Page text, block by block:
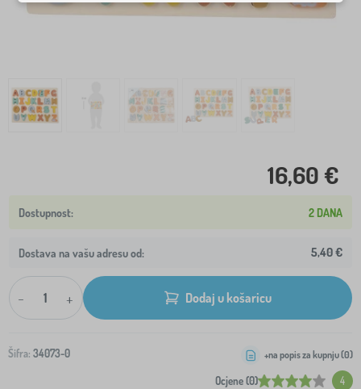
16,60 €
2 DANA
Dostava na vašu adresu od: 5,40 €
- + Dodaj u košaricu
Šifra: 34073-0
Ocjene (0) 4
+na popis za kupnju (0)